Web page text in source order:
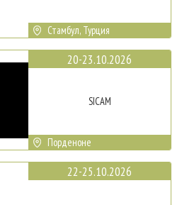
Стамбул, Турция
20-23.10.2026
SICAM
Порденоне
22-25.10.2026